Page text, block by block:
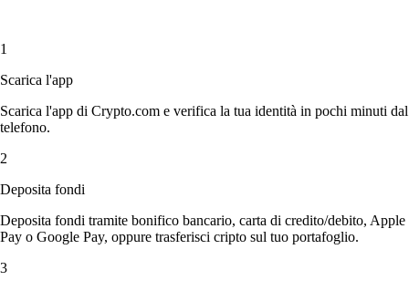
1
Scarica l'app
Scarica l'app di Crypto.com e verifica la tua identità in pochi minuti dal
telefono.
2
Deposita fondi
Deposita fondi tramite bonifico bancario, carta di credito/debito, Apple
Pay o Google Pay, oppure trasferisci cripto sul tuo portafoglio.
3